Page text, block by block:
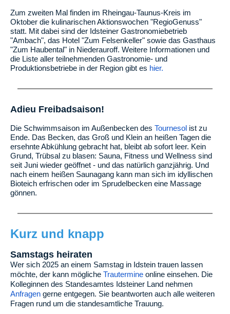
Zum zweiten Mal finden im Rheingau-Taunus-Kreis im
Oktober die kulinarischen Aktionswochen "RegioGenuss"
statt. Mit dabei sind der Idsteiner Gastronomiebetrieb
"Ambach", das Hotel "Zum Felsenkeller" sowie das Gasthaus
"Zum Haubental" in Niederauroff. Weitere Informationen und
die Liste aller teilnehmenden Gastronomie- und
Produktionsbetriebe in der Region gibt es hier.
Adieu Freibadsaison!
Die Schwimmsaison im Außenbecken des Tournesol ist zu
Ende. Das Becken, das Groß und Klein an heißen Tagen die
ersehnte Abkühlung gebracht hat, bleibt ab sofort leer. Kein
Grund, Trübsal zu blasen: Sauna, Fitness und Wellness sind
seit Juni wieder geöffnet - und das natürlich ganzjährig. Und
nach einem heißen Saunagang kann man sich im idyllischen
Bioteich erfrischen oder im Sprudelbecken eine Massage
gönnen.
Kurz und knapp
Samstags heiraten
Wer sich 2025 an einem Samstag in Idstein trauen lassen
möchte, der kann mögliche Trautermine online einsehen. Die
Kolleginnen des Standesamtes Idsteiner Land nehmen
Anfragen gerne entgegen. Sie beantworten auch alle weiteren
Fragen rund um die standesamtliche Trauung.